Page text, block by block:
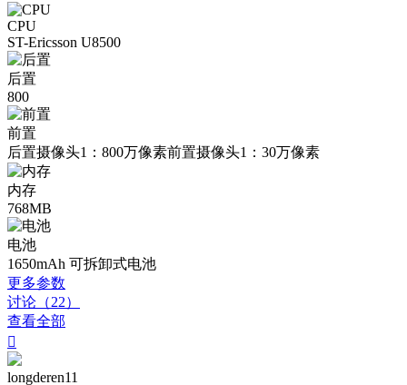
CPU
ST-Ericsson U8500
后置
800
前置
后置摄像头1：800万像素前置摄像头1：30万像素
内存
768MB
电池
1650mAh 可拆卸式电池
更多参数
讨论（22）
查看全部

longderen11